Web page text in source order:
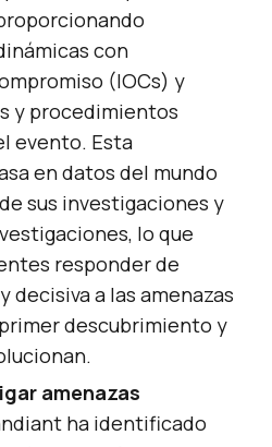
con
(IOCs) y
y procedimientos
evento. Esta
en datos del mundo
sus investigaciones y
lo que
responder de
decisiva a las amenazas
descubrimiento y
amenazas
ha identificado